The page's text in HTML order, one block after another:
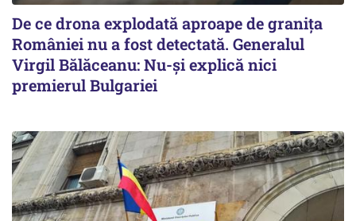
De ce drona explodată aproape de granița
României nu a fost detectată. Generalul
Virgil Bălăceanu: Nu-și explică nici
premierul Bulgariei